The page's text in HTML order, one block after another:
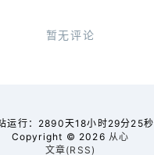
运行： 2890天18小时29分26秒
Copyright © 2026 从心
文章(RSS)